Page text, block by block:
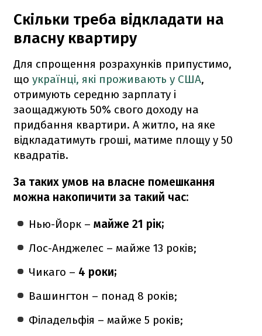
Скільки треба відкладати на
власну квартиру
Для спрощення розрахунків припустимо,
що українці, які проживають у США,
отримують середню зарплату і
заощаджують 50% свого доходу на
придбання квартири. А житло, на яке
відкладатимуть гроші, матиме площу у 50
квадратів.
За таких умов на власне помешкання
можна накопичити за такий час:
Нью-Йорк – майже 21 рік;
Лос-Анджелес – майже 13 років;
Чикаго – 4 роки;
Вашингтон – понад 8 років;
Філадельфія – майже 5 років;